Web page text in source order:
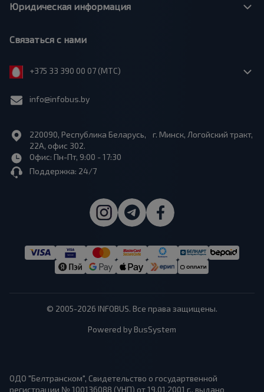
Юридическая информация
Связаться с нами
+375 33 390 00 07 (МТС)
info@infobus.by
220090, Республика Беларусь, г. Минск, Логойский тракт,
22А, офис 302.
Офис: Пн-Пт, 9:00 - 17:30
Поддержка: 24/7
© 2005-2026 INFOBUS. Все права защищены.
Powered by BusSystem
ОДО "Белтранском", Свидетельство о государтвенной
регистрации № 100136088 (УНП) от 19.01.2001 г., выдано